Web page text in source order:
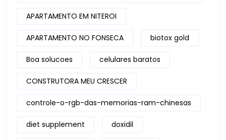
APARTAMENTO EM NITEROI
APARTAMENTO NO FONSECA biotox gold
Boa solucoes celulares baratos
CONSTRUTORA MEU CRESCER
controle-o-rgb-das-memorias-ram-chinesas
diet supplement doxidil